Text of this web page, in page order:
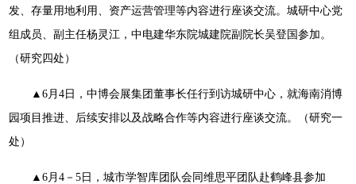
发、存量用地利用、资产运营管理等内容进行座谈交流。城研中心党
组成员、副主任杨灵江，中电建华东院城建院副院长吴登国参加。
（研究四处）
▲6月4日，中博会展集团董事长任行到访城研中心，就海南消博
园项目推进、后续安排以及战略合作等内容进行座谈交流。（研究一
处）
▲6月4－5日，城市学智库团队会同维思平团队赴鹤峰县参加